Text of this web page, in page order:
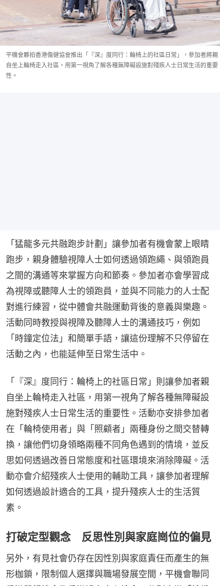
平機會夥拍香港傷健協會推出「『深』度同行：輪椅上的社區日常」，參加者將親
自坐上輪椅走入社區，用第一視角了解各種無障礙設施對殘疾人士日常生活的重要
性。
「猛龍多元共融跑步計劃」讓參加者有機會蒙上眼睛
跑步，親身體驗視障人士如何透過領跑繩、與領跑員
之間的溝通等來掌握方向和節奏。參加者亦會學習成
為視障或聽障人士的領跑員，並與不同能力的人士配
對進行練習，從中體會共融運動背後的意義與樂趣。
活動同時教授與視障及聽障人士的溝通技巧，例如
「時鐘定位法」和簡單手語，讓這份理解不只停留在
活動之內，也能延伸至日常生活中。
「『深』度同行：輪椅上的社區日常」則讓參加者親
自坐上輪椅走入社區，用第一視角了解各種無障礙設
施對殘疾人士日常生活的重要性。活動亦安排參加者
在「輪椅使用者」與「照顧者」兩種身份之間交替轉
換，讓他們切身領略兩種不同角色遇到的情境，並反
思如何透過改善日常態度和社區環境來消除障礙。活
動亦會介紹殘疾人士使用的輔助工具，讓參加者理解
如何透過設計適合的工具，提升殘疾人士的生活質
素。
打破定型觀念 反思性別與家庭崗位的偏見
另外，有見社會仍存在因性別與家庭責任而產生的無
形枷鎖，限制個人選擇與職場發展空間，平機會聯同